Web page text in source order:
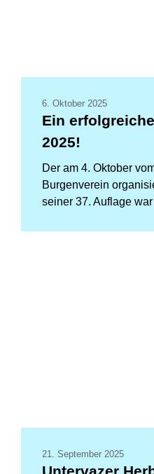
6. Oktober 2025
Ein
2025!
Der am 4. Oktober
Burgenverein
seiner 37. Auflage
21. September 2025